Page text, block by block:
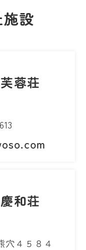
設
蓉荘
和荘
穴４５８４